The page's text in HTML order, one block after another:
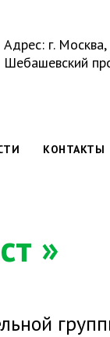
Адрес: г.
Шебашевский
КОНТАКТЫ
»